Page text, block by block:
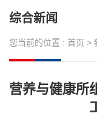
综合新闻
您当前的位置 : 首页 >
营养与健康所